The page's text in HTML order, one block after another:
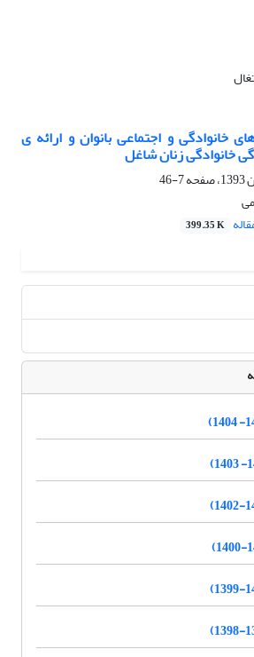
و اجتماعی بانوان و ارائه ی
خانوادگی زنان شاغل
7-46
399.35 K